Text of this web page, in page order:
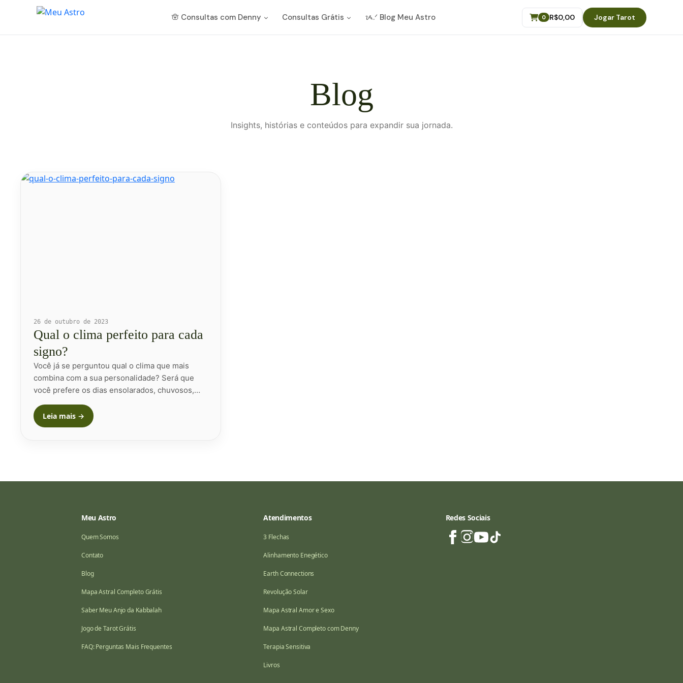
🪬 Consultas com Denny Consultas Grátis ᝰ.ᐟ Blog Meu Astro 0 R$0,00 Jogar Tarot
Blog
Insights, histórias e conteúdos para expandir sua jornada.
26 de outubro de 2023
Qual o clima perfeito para cada
signo?
Você já se perguntou qual o clima que mais
combina com a sua personalidade? Será que
você prefere os dias ensolarados, chuvosos,…
Leia mais →
Meu Astro
Quem Somos
Contato
Blog
Mapa Astral Completo Grátis
Saber Meu Anjo da Kabbalah
Jogo de Tarot Grátis
FAQ: Perguntas Mais Frequentes
Atendimentos
3 Flechas
Alinhamento Enegético
Earth Connections
Revolução Solar
Mapa Astral Amor e Sexo
Mapa Astral Completo com Denny
Terapia Sensitiva
Livros
Redes Sociais